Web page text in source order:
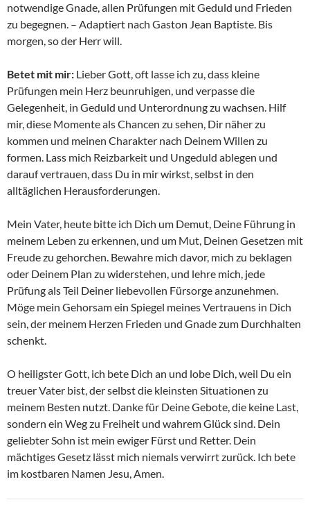
notwendige Gnade, allen Prüfungen mit Geduld und Frieden
zu begegnen. – Adaptiert nach Gaston Jean Baptiste. Bis
morgen, so der Herr will.
Betet mit mir: Lieber Gott, oft lasse ich zu, dass kleine
Prüfungen mein Herz beunruhigen, und verpasse die
Gelegenheit, in Geduld und Unterordnung zu wachsen. Hilf
mir, diese Momente als Chancen zu sehen, Dir näher zu
kommen und meinen Charakter nach Deinem Willen zu
formen. Lass mich Reizbarkeit und Ungeduld ablegen und
darauf vertrauen, dass Du in mir wirkst, selbst in den
alltäglichen Herausforderungen.
Mein Vater, heute bitte ich Dich um Demut, Deine Führung in
meinem Leben zu erkennen, und um Mut, Deinen Gesetzen mit
Freude zu gehorchen. Bewahre mich davor, mich zu beklagen
oder Deinem Plan zu widerstehen, und lehre mich, jede
Prüfung als Teil Deiner liebevollen Fürsorge anzunehmen.
Möge mein Gehorsam ein Spiegel meines Vertrauens in Dich
sein, der meinem Herzen Frieden und Gnade zum Durchhalten
schenkt.
O heiligster Gott, ich bete Dich an und lobe Dich, weil Du ein
treuer Vater bist, der selbst die kleinsten Situationen zu
meinem Besten nutzt. Danke für Deine Gebote, die keine Last,
sondern ein Weg zu Freiheit und wahrem Glück sind. Dein
geliebter Sohn ist mein ewiger Fürst und Retter. Dein
mächtiges Gesetz lässt mich niemals verwirrt zurück. Ich bete
im kostbaren Namen Jesu, Amen.